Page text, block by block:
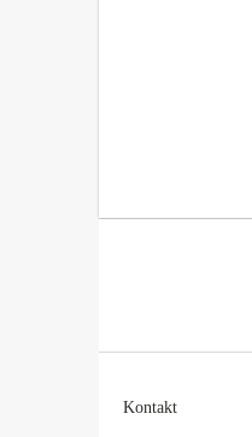
Kontakt